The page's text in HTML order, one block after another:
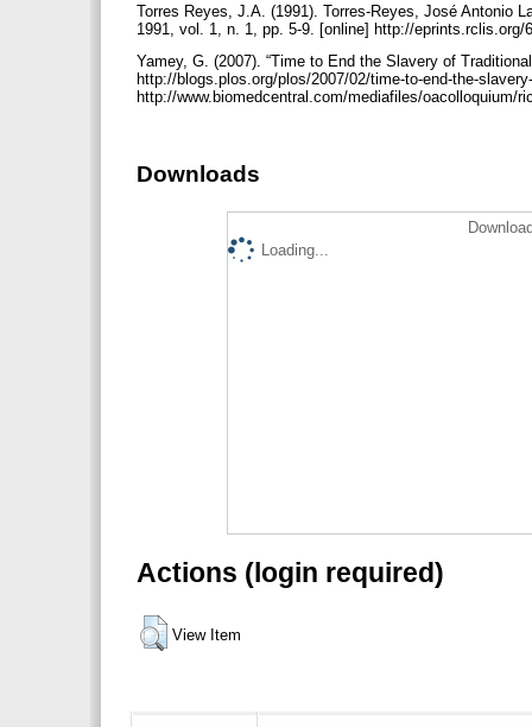
Torres Reyes, J.A. (1991). Torres-Reyes, José Antonio
1991, vol. 1, n. 1, pp. 5-9. [online] http://
Yamey, G. (2007). “Time to End the Slavery of
http://blogs.plos.org/plos/2007/02/time-to-end-the-
http://www.biomedcentral.com/mediafiles/oacolloquium/
Downloads
Loading...
Actions (login required)
View Item